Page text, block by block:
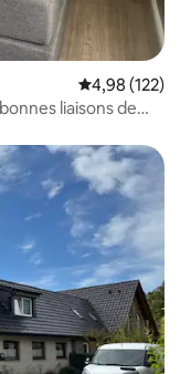
Évaluation
4,98 (122)
liaisons de